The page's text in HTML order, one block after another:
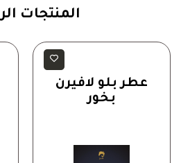
المنتجات
عطر بلو لافيرن
بخور